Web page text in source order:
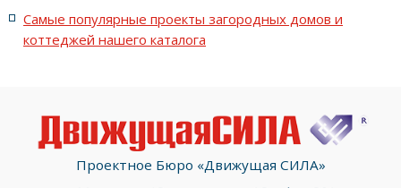
Самые популярные проекты загородных домов и
коттеджей нашего каталога
Проектное Бюро «Движущая СИЛА»